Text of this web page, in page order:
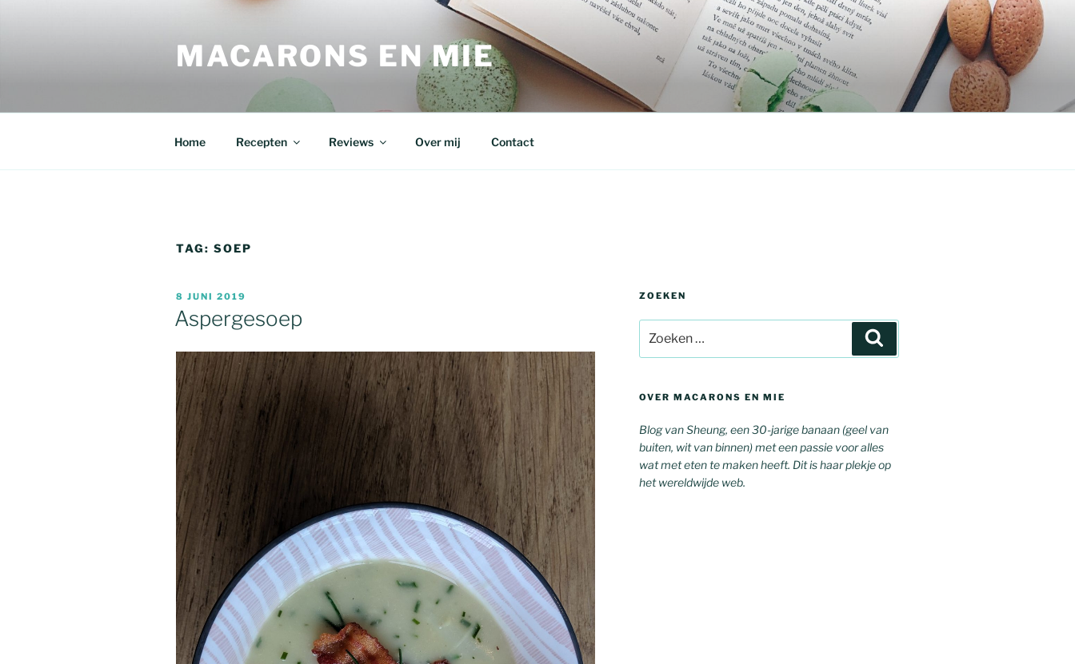
MACARONS EN MIE
Home Recepten Reviews Over mij Contact
TAG: SOEP
GEPLAATST
OP
8 JUNI 2019
Aspergesoep
ZOEKEN
naar:
OVER MACARONS EN MIE
Blog van Sheung, een 30-jarige banaan (geel van
buiten, wit van binnen) met een passie voor alles
wat met eten te maken heeft. Dit is haar plekje op
het wereldwijde web.